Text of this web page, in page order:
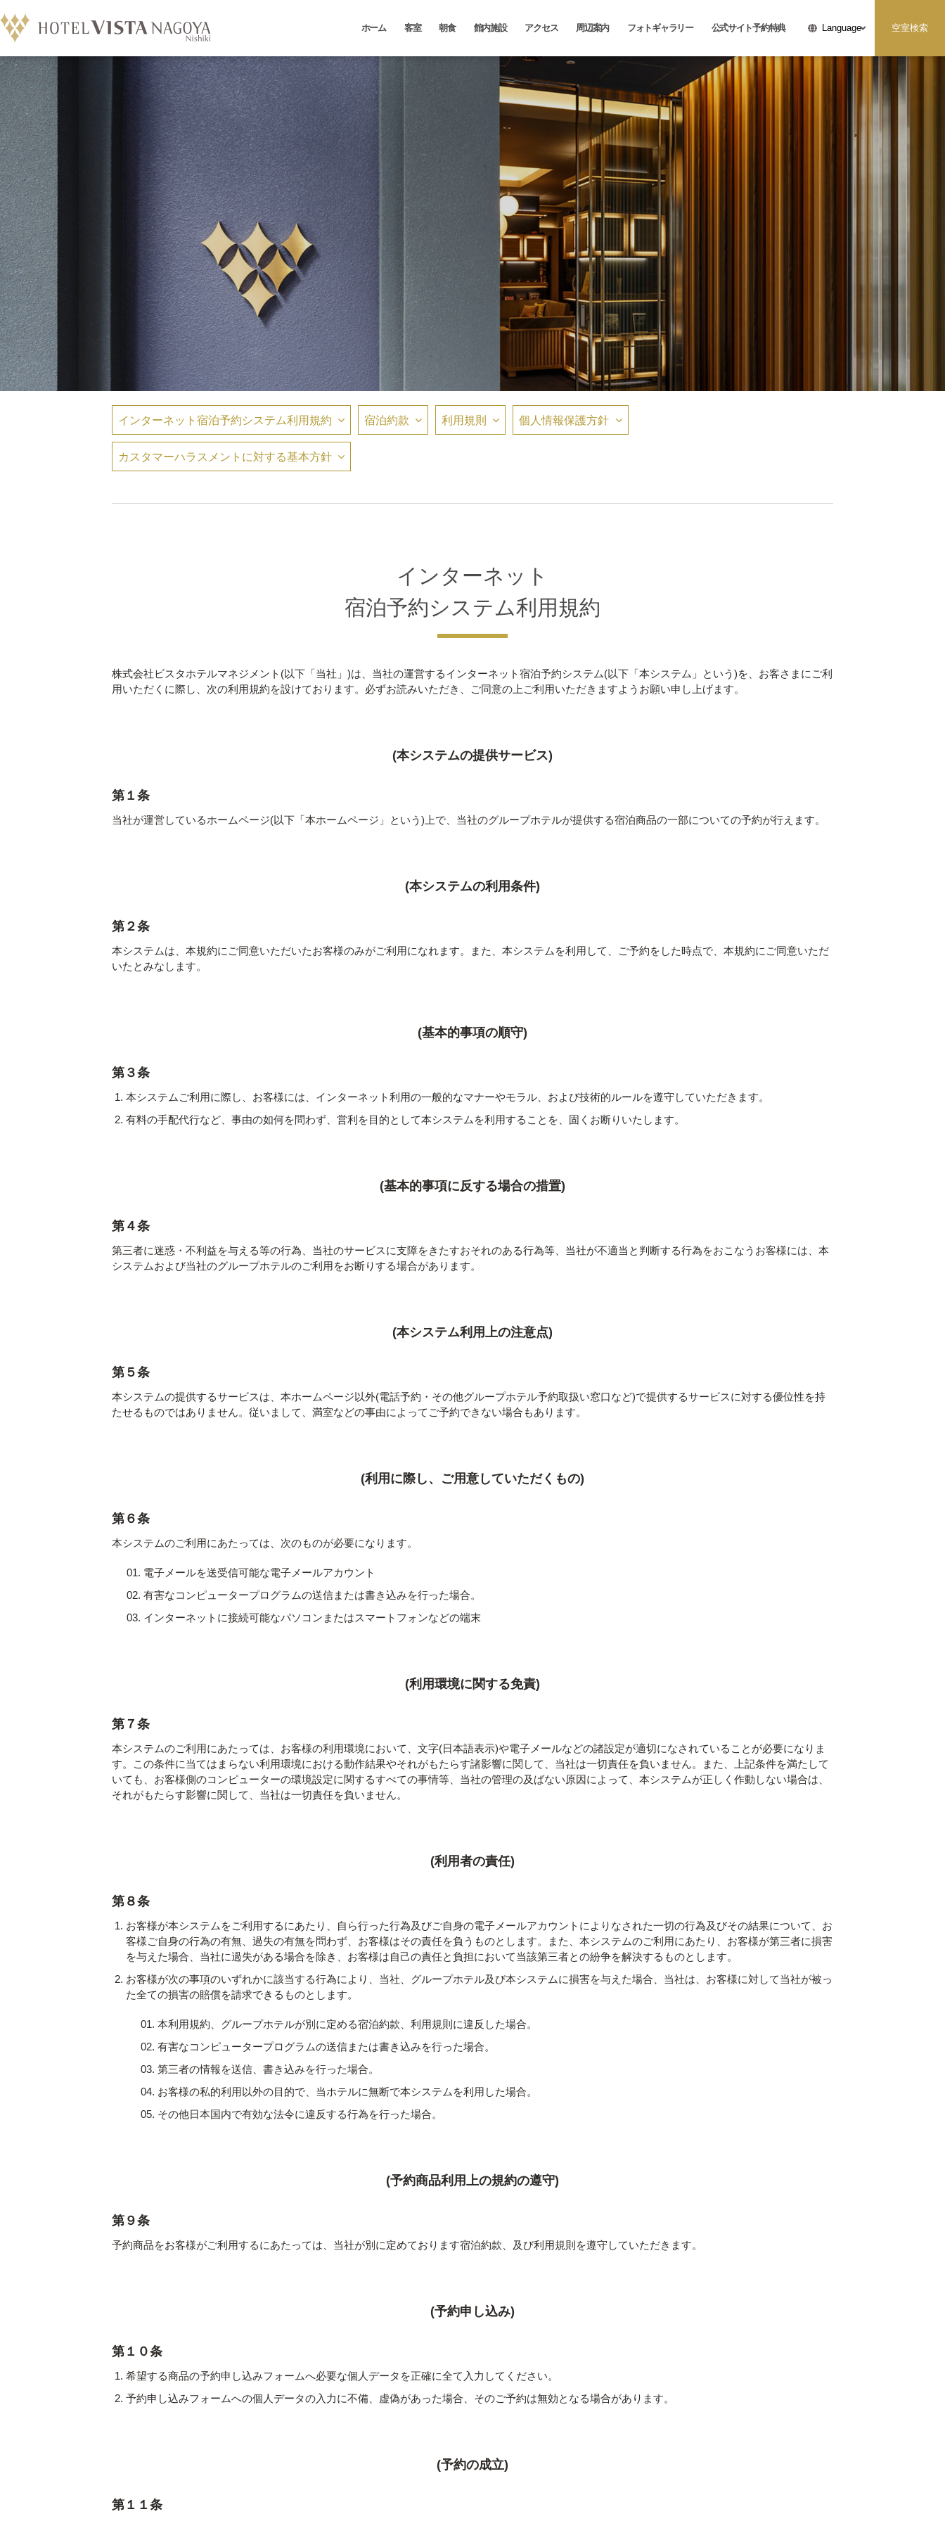
ホーム 客室 朝食 館内施設 アクセス 周辺案内 フォトギャラリー 公式サイト予約特典 Language 空室検索
インターネット宿泊予約システム利用規約 宿泊約款 利用規則 個人情報保護方針
カスタマーハラスメントに対する基本方針
インターネット
宿泊予約システム利用規約
株式会社ビスタホテルマネジメント(以下「当社」)は、当社の運営するインターネット宿泊予約システム(以下「本システム」という)を、お客さまにご利
用いただくに際し、次の利用規約を設けております。必ずお読みいただき、ご同意の上ご利用いただきますようお願い申し上げます。
(本システムの提供サービス)
第１条
当社が運営しているホームページ(以下「本ホームページ」という)上で、当社のグループホテルが提供する宿泊商品の⼀部についての予約が行えます。
(本システムの利用条件)
第２条
本システムは、本規約にご同意いただいたお客様のみがご利用になれます。また、本システムを利用して、ご予約をした時点で、本規約にご同意いただ
いたとみなします。
(基本的事項の順守)
第３条
本システムご利用に際し、お客様には、インターネット利用の⼀般的なマナーやモラル、および技術的ルールを遵守していただきます。
有料の手配代行など、事由の如何を問わず、営利を目的として本システムを利用することを、固くお断りいたします。
(基本的事項に反する場合の措置)
第４条
第三者に迷惑・不利益を与える等の行為、当社のサービスに支障をきたすおそれのある行為等、当社が不適当と判断する行為をおこなうお客様には、本
システムおよび当社のグループホテルのご利用をお断りする場合があります。
(本システム利用上の注意点)
第５条
本システムの提供するサービスは、本ホームページ以外(電話予約・その他グループホテル予約取扱い窓口など)で提供するサービスに対する優位性を持
たせるものではありません。従いまして、満室などの事由によってご予約できない場合もあります。
(利用に際し、ご用意していただくもの)
第６条
本システムのご利用にあたっては、次のものが必要になります。
電子メールを送受信可能な電子メールアカウント
有害なコンピュータープログラムの送信または書き込みを行った場合。
インターネットに接続可能なパソコンまたはスマートフォンなどの端末
(利用環境に関する免責)
第７条
本システムのご利用にあたっては、お客様の利用環境において、文字(日本語表示)や電子メールなどの諸設定が適切になされていることが必要になりま
す。この条件に当てはまらない利用環境における動作結果やそれがもたらす諸影響に関して、当社は⼀切責任を負いません。また、上記条件を満たして
いても、お客様側のコンピューターの環境設定に関するすべての事情等、当社の管理の及ばない原因によって、本システムが正しく作動しない場合は、
それがもたらす影響に関して、当社は⼀切責任を負いません。
(利用者の責任)
第８条
お客様が本システムをご利用するにあたり、自ら行った行為及びご自身の電子メールアカウントによりなされた⼀切の行為及びその結果について、お
客様ご自身の行為の有無、過失の有無を問わず、お客様はその責任を負うものとします。また、本システムのご利用にあたり、お客様が第三者に損害
を与えた場合、当社に過失がある場合を除き、お客様は自己の責任と負担において当該第三者との紛争を解決するものとします。
お客様が次の事項のいずれかに該当する行為により、当社、グループホテル及び本システムに損害を与えた場合、当社は、お客様に対して当社が被っ
た全ての損害の賠償を請求できるものとします。
本利用規約、グループホテルが別に定める宿泊約款、利用規則に違反した場合。
有害なコンピュータープログラムの送信または書き込みを行った場合。
第三者の情報を送信、書き込みを行った場合。
お客様の私的利用以外の目的で、当ホテルに無断で本システムを利用した場合。
その他日本国内で有効な法令に違反する行為を行った場合。
(予約商品利用上の規約の遵守)
第９条
予約商品をお客様がご利用するにあたっては、当社が別に定めております宿泊約款、及び利用規則を遵守していただきます。
(予約申し込み)
第１０条
希望する商品の予約申し込みフォームへ必要な個人データを正確に全て入力してください。
予約申し込みフォームへの個人データの入力に不備、虚偽があった場合、そのご予約は無効となる場合があります。
(予約の成立)
第１１条